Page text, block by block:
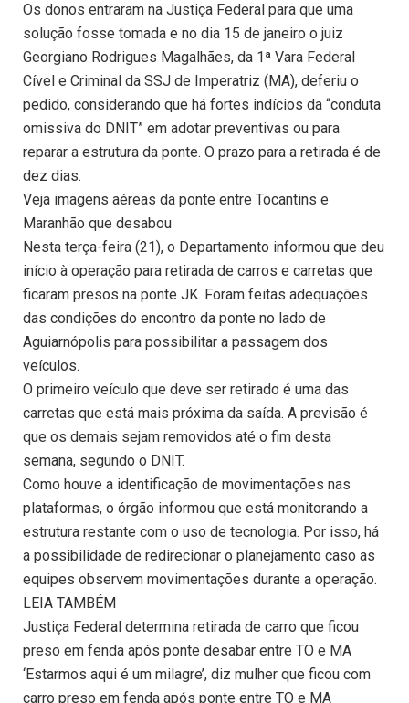
Os donos entraram na Justiça Federal para que uma
solução fosse tomada e no dia 15 de janeiro o juiz
Georgiano Rodrigues Magalhães, da 1ª Vara Federal
Cível e Criminal da SSJ de Imperatriz (MA), deferiu o
pedido, considerando que há fortes indícios da “conduta
omissiva do DNIT” em adotar preventivas ou para
reparar a estrutura da ponte. O prazo para a retirada é de
dez dias.
Veja imagens aéreas da ponte entre Tocantins e
Maranhão que desabou
Nesta terça-feira (21), o Departamento informou que deu
início à operação para retirada de carros e carretas que
ficaram presos na ponte JK. Foram feitas adequações
das condições do encontro da ponte no lado de
Aguiarnópolis para possibilitar a passagem dos
veículos.
O primeiro veículo que deve ser retirado é uma das
carretas que está mais próxima da saída. A previsão é
que os demais sejam removidos até o fim desta
semana, segundo o DNIT.
Como houve a identificação de movimentações nas
plataformas, o órgão informou que está monitorando a
estrutura restante com o uso de tecnologia. Por isso, há
a possibilidade de redirecionar o planejamento caso as
equipes observem movimentações durante a operação.
LEIA TAMBÉM
Justiça Federal determina retirada de carro que ficou
preso em fenda após ponte desabar entre TO e MA
‘Estarmos aqui é um milagre’, diz mulher que ficou com
carro preso em fenda após ponte entre TO e MA